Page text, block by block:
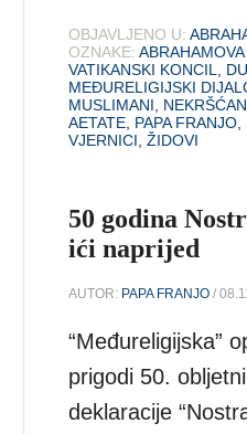
OBJAVLJENO U:
OZNAKE:
VATIKANSKI KONCIL,
MEĐURELIGIJSKI
MUSLIMANI,
AETATE, PAPA FRANJO,
VJERNICI,ŽIDOVI
50 godina
ići naprijed
AUTOR: PAPA FRANJO /
“Međureligijska”
prigodi 50.
deklaracije